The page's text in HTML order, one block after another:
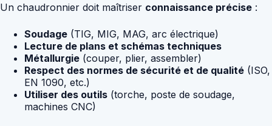
Un chaudronnier doit maîtriser connaissance précise :
Soudage (TIG, MIG, MAG, arc électrique)
Lecture de plans et schémas techniques
Métallurgie (couper, plier, assembler)
Respect des normes de sécurité et de qualité (ISO,
EN 1090, etc.)
Utiliser des outils (torche, poste de soudage,
machines CNC)